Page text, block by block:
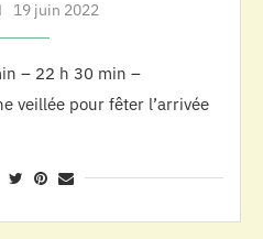
19 juin 2022
– 22 h 30 min –
veillée pour fêter l’arrivée